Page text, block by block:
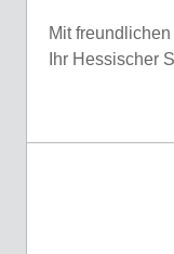
Mit
Ihr Hessischer